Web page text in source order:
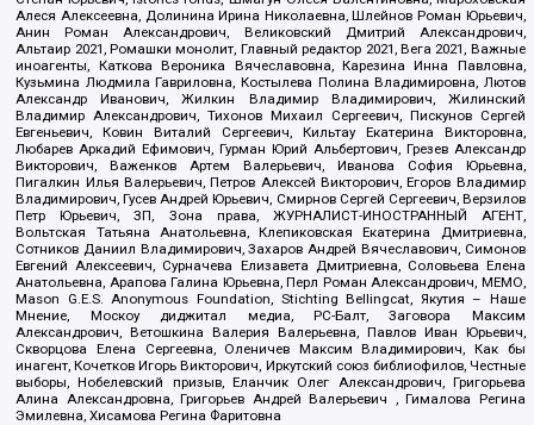
Алеся Алексеевна, Долинина Ирина Николаевна, Шлейнов Роман Юрьевич,
Анин Роман Александрович, Великовский Дмитрий Александрович,
Альтаир 2021, Ромашки монолит, Главный редактор 2021, Вега 2021, Важные
иноагенты, Каткова Вероника Вячеславовна, Карезина Инна Павловна,
Кузьмина Людмила Гавриловна, Костылева Полина Владимировна, Лютов
Александр Иванович, Жилкин Владимир Владимирович, Жилинский
Владимир Александрович, Тихонов Михаил Сергеевич, Пискунов Сергей
Евгеньевич, Ковин Виталий Сергеевич, Кильтау Екатерина Викторовна,
Любарев Аркадий Ефимович, Гурман Юрий Альбертович, Грезев Александр
Викторович, Важенков Артем Валерьевич, Иванова София Юрьевна,
Пигалкин Илья Валерьевич, Петров Алексей Викторович, Егоров Владимир
Владимирович, Гусев Андрей Юрьевич, Смирнов Сергей Сергеевич, Верзилов
Петр Юрьевич, ЗП, Зона права, ЖУРНАЛИСТ-ИНОСТРАННЫЙ АГЕНТ,
Вольтская Татьяна Анатольевна, Клепиковская Екатерина Дмитриевна,
Сотников Даниил Владимирович, Захаров Андрей Вячеславович, Симонов
Евгений Алексеевич, Сурначева Елизавета Дмитриевна, Соловьева Елена
Анатольевна, Арапова Галина Юрьевна, Перл Роман Александрович, МЕМО,
Mason G.E.S. Anonymous Foundation, Stichting Bellingcat, Якутия – Наше
Мнение, Москоу диджитал медиа, РС-Балт, Заговора Максим
Александрович, Ветошкина Валерия Валерьевна, Павлов Иван Юрьевич,
Скворцова Елена Сергеевна, Оленичев Максим Владимирович, Как бы
инагент, Кочетков Игорь Викторович, Иркутский союз библиофилов, Честные
выборы, Нобелевский призыв, Еланчик Олег Александрович, Григорьева
Алина Александровна, Григорьев Андрей Валерьевич , Гималова Регина
Эмилевна, Хисамова Регина Фаритовна